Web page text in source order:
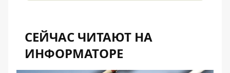
СЕЙЧАС ЧИТАЮТ НА
ИНФОРМАТОРЕ